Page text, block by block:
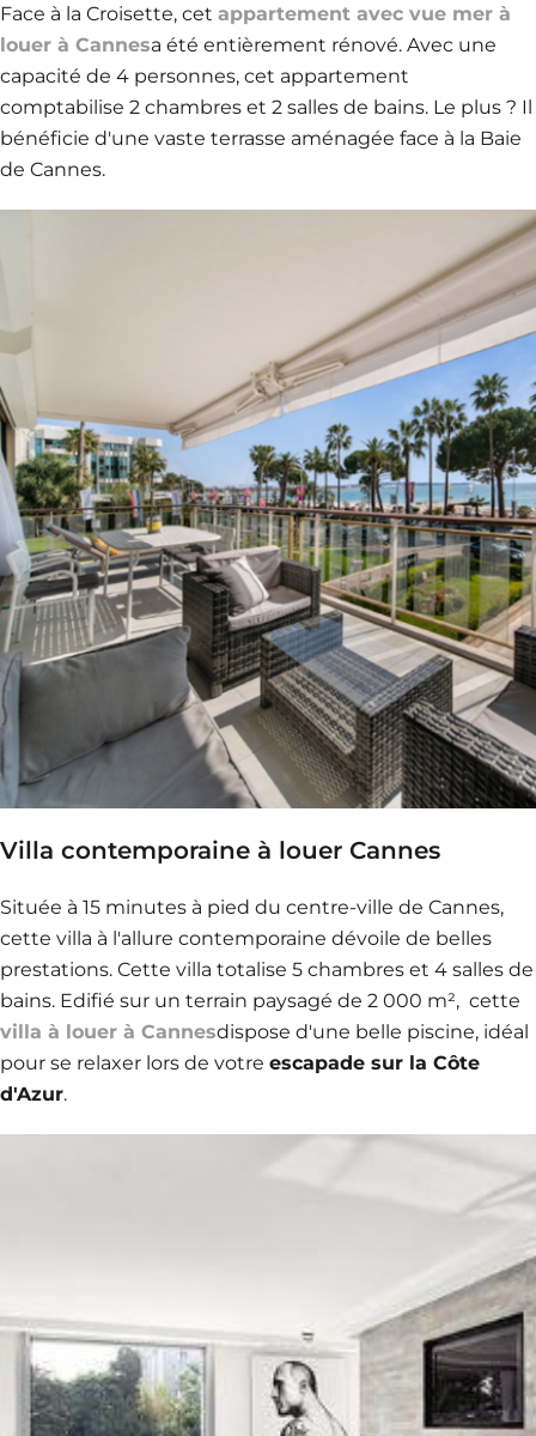
Face à la Croisette, cet appartement avec vue mer à
louer à Cannesa été entièrement rénové. Avec une
capacité de 4 personnes, cet appartement
comptabilise 2 chambres et 2 salles de bains. Le plus ? Il
bénéficie d'une vaste terrasse aménagée face à la Baie
de Cannes.
Villa contemporaine à louer Cannes
Située à 15 minutes à pied du centre-ville de Cannes,
cette villa à l'allure contemporaine dévoile de belles
prestations. Cette villa totalise 5 chambres et 4 salles de
bains. Edifié sur un terrain paysagé de 2 000 m², cette
villa à louer à Cannesdispose d'une belle piscine, idéal
pour se relaxer lors de votre escapade sur la Côte
d'Azur.